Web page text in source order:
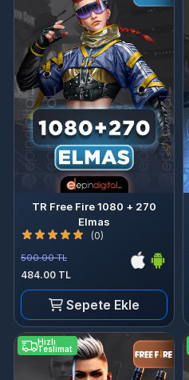
TR Free Fire 1080 + 270
Elmas
(0)
500.00 TL
484.00 TL
Sepete Ekle
Hızlı
Teslimat